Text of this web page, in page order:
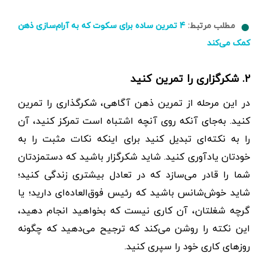
مطلب مرتبط:
۴ تمرین ساده برای سکوت که به آرام‌سازی ذهن
کمک می‌کند
۲. شکرگزاری را تمرین کنید
در این مرحله از تمرین ذهن آگاهی، شکرگذاری را تمرین
کنید. به‌جای آنکه روی آنچه اشتباه است تمرکز کنید، آن
را به نکته‌ای تبدیل کنید برای اینکه نکات مثبت را به
خودتان یادآوری کنید. شاید شکرگزار باشید که دستمزدتان
شما را قادر می‌سازد که در تعادل بیشتری زندگی کنید؛
شاید خوش‌شانس باشید که رئیس فوق‌العاده‌ای دارید؛ یا
گرچه شغلتان، آن کاری نیست که بخواهید انجام دهید،
این نکته را روشن می‌کند که ترجیح می‌دهید که چگونه
روزهای کاری خود را سپری کنید.